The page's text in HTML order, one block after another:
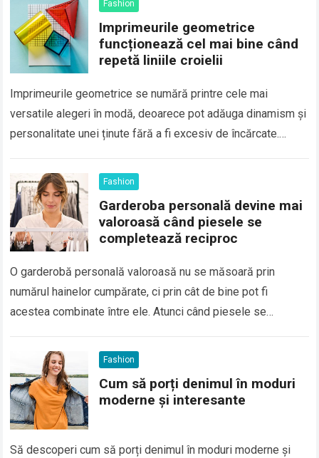
Fashion
Imprimeurile geometrice
funcționează cel mai bine când
repetă liniile croielii
Imprimeurile geometrice se numără printre cele mai
versatile alegeri în modă, deoarece pot adăuga dinamism și
personalitate unei ținute fără a fi excesiv de încărcate.
Fashion
Garderoba personală devine mai
valoroasă când piesele se
completează reciproc
O garderobă personală valoroasă nu se măsoară prin
numărul hainelor cumpărate, ci prin cât de bine pot fi
acestea combinate între ele. Atunci când piesele se
Fashion
Cum să porți denimul în moduri
moderne și interesante
Să descoperi cum să porți denimul în moduri moderne și